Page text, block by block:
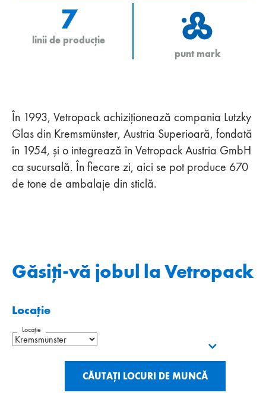
7
linii de producție
punt mark
În 1993, Vetropack achiziționează compania Lutzky
Glas din Kremsmünster, Austria Superioară, fondată
în 1954, și o integrează în Vetropack Austria GmbH
ca sucursală. În fiecare zi, aici se pot produce 670
de tone de ambalaje din sticlă.
Găsiți-vă jobul la Vetropack
Locație
Locație
CĂUTAȚI LOCURI DE MUNCĂ